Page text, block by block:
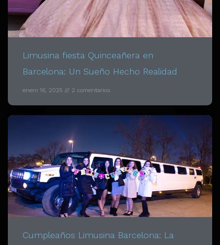
Limusina fiesta Quinceañera en
Barcelona: Un Sueño Hecho Realidad
enero 16, 2025 2 comentarios
Cumpleaños Limusina Barcelona: La